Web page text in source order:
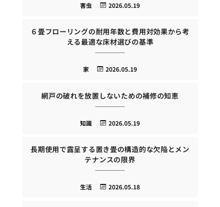
2026.05.19
害虫
６畳フローリングの耐用年数と費用対効果から考
える最適な床材選びの基準
2026.05.19
家
網戸の破れを放置しないための補修の知恵
2026.05.19
知識
長期使用で露呈する置き畳の構造的な欠陥とメン
テナンスの限界
2026.05.18
生活